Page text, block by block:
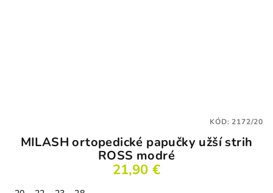
MILASH ortopedické papučky užší strih
ROSS modré
21,90 €
KÓD:2172/20